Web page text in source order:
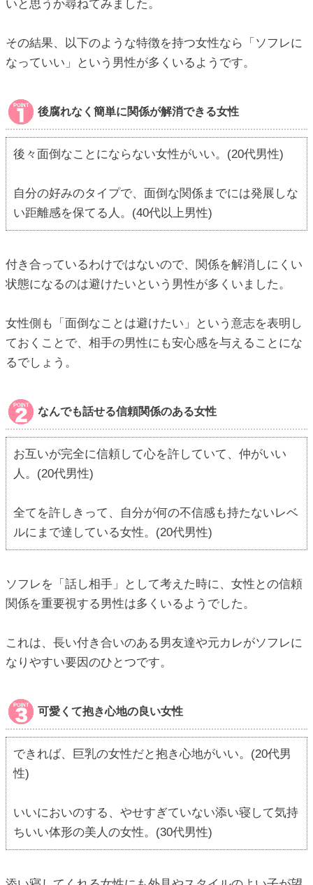
いと思うか尋ねてみました。
その結果、以下のような特徴を持つ女性なら「ソフレに
なっていい」という男性が多くいるようです。
後腐れなく簡単に関係が解消できる女性
後々面倒なことにならない女性がいい。(20代男性)
自分の好みのタイプで、面倒な関係までには発展しな
い距離感を保てる人。(40代以上男性)
付き合っているわけではないので、関係を解消しにくい
状態になるのは避けたいという男性が多くいました。
女性側も「面倒なことは避けたい」という意志を表明し
ておくことで、相手の男性にも安心感を与えることにな
るでしょう。
なんでも話せる信頼関係のある女性
お互いが完全に信頼して心を許していて、仲がいい
人。(20代男性)
全てを許しきって、自分が何の不信感も持たないレベ
ルにまで達している女性。(20代男性)
ソフレを「話し相手」として考えた時に、女性との信頼
関係を重要視する男性は多くいるようでした。
これは、長い付き合いのある男友達や元カレがソフレに
なりやすい要因のひとつです。
可愛くて抱き心地の良い女性
できれば、巨乳の女性だと抱き心地がいい。(20代男
性)
いいにおいのする、やせすぎていない添い寝して気持
ちいい体形の美人の女性。(30代男性)